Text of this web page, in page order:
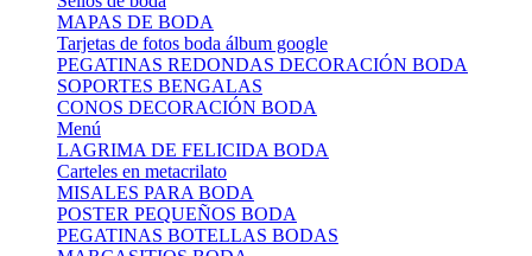
MAPAS DE BODA
Tarjetas de fotos boda álbum google
PEGATINAS REDONDAS DECORACIÓN BODA
SOPORTES BENGALAS
CONOS DECORACIÓN BODA
Menú
LAGRIMA DE FELICIDA BODA
Carteles en metacrilato
MISALES PARA BODA
POSTER PEQUEÑOS BODA
PEGATINAS BOTELLAS BODAS